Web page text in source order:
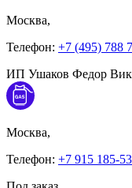
Москва,
Телефон: +7 (495) 788
ИП Ушаков Федор
Москва,
Телефон: +7 915 185-